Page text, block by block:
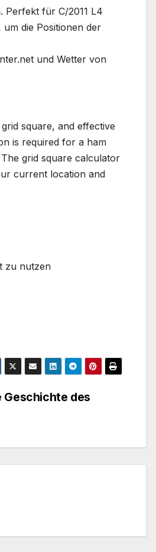
Perfekt für C/2011 L4
die Positionen der
und Wetter von
square, and effective
is required for a ham
grid square calculator
current location and
zu nutzen
Geschichte des